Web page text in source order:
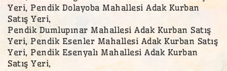
Yeri, Pendik Dolayoba Mahallesi Adak Kurban
Satış Yeri,
Pendik Dumlupınar Mahallesi Adak Kurban Satış
Yeri, Pendik Esenler Mahallesi Adak Kurban Satış
Yeri, Pendik Esenyalı Mahallesi Adak Kurban
Satış Yeri,